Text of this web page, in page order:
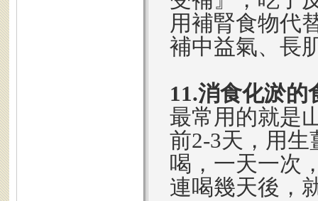
用補腎食物代
補中益氣、長
11.消食化淤的
最常用的就是
前2-3天，用
喝，一天一次
連喝幾天後，